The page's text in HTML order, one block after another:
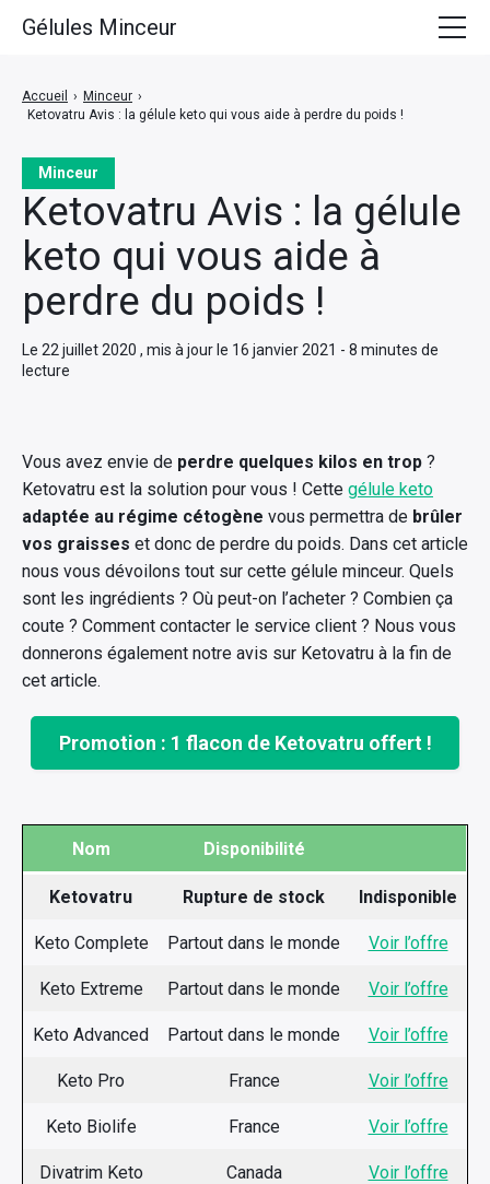
Minceur
Ketovatru Avis : la gélule
keto qui vous aide à
perdre du poids !
Le 22 juillet 2020 , mis à jour le 16 janvier 2021 - 8 minutes de
lecture
Accueil › Minceur ›
Ketovatru Avis : la gélule keto qui vous aide à perdre du poids !
Vous avez envie de perdre quelques kilos en trop ?
Ketovatru est la solution pour vous ! Cette gélule keto
adaptée au régime cétogène vous permettra de brûler
vos graisses et donc de perdre du poids. Dans cet article
nous vous dévoilons tout sur cette gélule minceur. Quels
sont les ingrédients ? Où peut-on l’acheter ? Combien ça
coute ? Comment contacter le service client ? Nous vous
donnerons également notre avis sur Ketovatru à la fin de
cet article.
Promotion : 1 flacon de Ketovatru offert !
Nom Disponibilité
Ketovatru Rupture de stock Indisponible
Keto Complete Partout dans le monde Voir l’offre
Keto Extreme Partout dans le monde Voir l’offre
Keto Advanced Partout dans le monde Voir l’offre
Keto Pro France Voir l’offre
Keto Biolife France Voir l’offre
Divatrim Keto Canada Voir l’offre
Gélules Minceur
Minceur
Médicaments pour Maigrir
Coupe Faim Efficace
Meilleurs Brûleurs de Graisse